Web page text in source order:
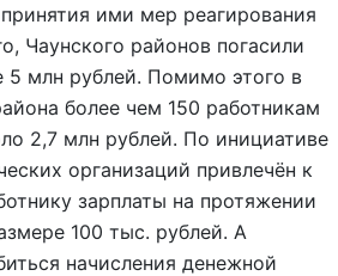
ими мер реагирования
Чаунского районов погасили
5 млн рублей. Помимо этого в
более чем 150 работникам
2,7 млн рублей. По инициативе
организаций привлечён к
зарплаты на протяжении
100 тыс. рублей. А
начисления денежной